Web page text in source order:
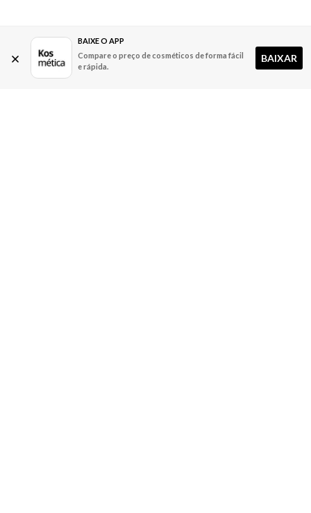
BAIXE O APP
Compare o preço de cosméticos de forma fácil
e rápida.
BAIXAR